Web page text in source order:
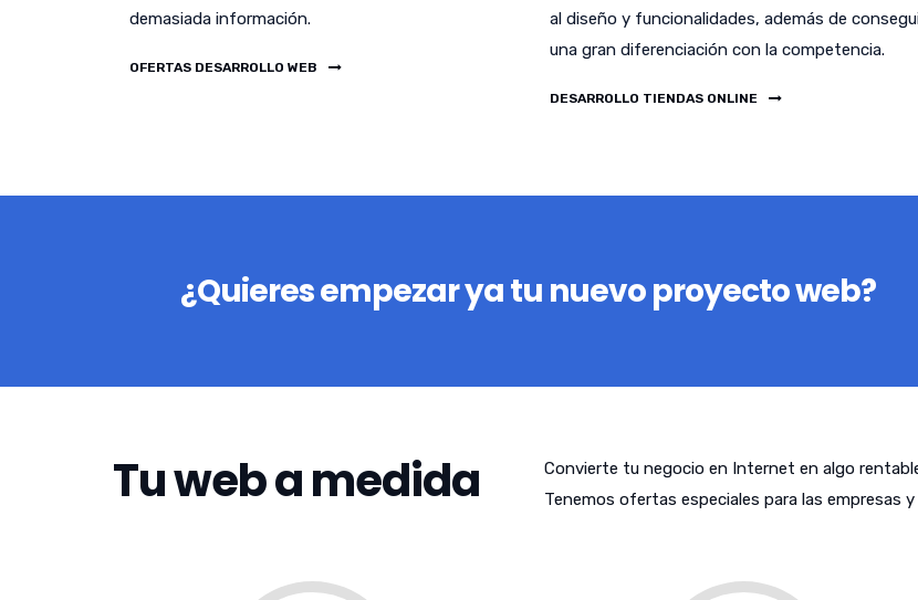
demasiada información.
OFERTAS DESARROLLO WEB
al diseño y funcionalidades, además de
una gran diferenciación con la competencia.
DESARROLLO TIENDAS ONLINE
¿Quieres empezar ya tu nuevo proyecto web?
Tu web a medida
Convierte tu negocio en Internet en algo
Tenemos ofertas especiales para las empresas